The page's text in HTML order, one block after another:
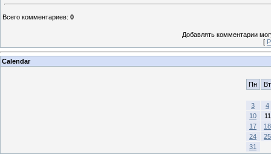
Всего комментариев: 0
Добавлять комментарии
[
Calendar
Пн Вт
3
4
10
11
17
18
24
25
31